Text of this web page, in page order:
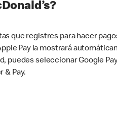
que registres para hacer
Pay la mostrará
puedes seleccionar Google
& Pay.